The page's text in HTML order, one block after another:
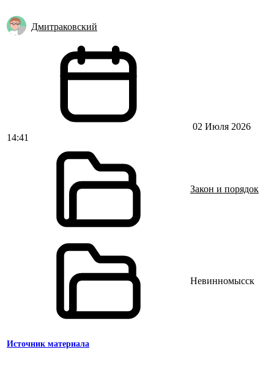
Дмитраковский
02 Июля 2026
14:41
Закон и порядок
Невинномысск
Источник материала